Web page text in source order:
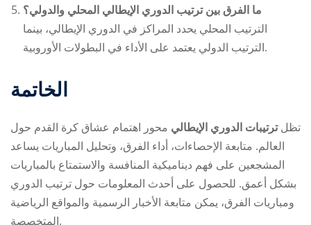
ما الفرق بين ترتيب الدوري الإيطالي المحلي والدولي؟
الترتيب المحلي يحدد المراكز في الدوري الإيطالي، بينما
الترتيب الدولي يعتمد على الأداء في البطولات الأوروبية.
الخاتمة
تظلترتيبات الدوري الإيطالي محور اهتمام عشاق كرة القدم حول
العالم. متابعة الإحصاءات، أداء الفرق، وتحليل المباريات يساعد
المشجعين على فهم ديناميكية المنافسة والاستمتاع بالمباريات
بشكل أعمق. للحصول على أحدث المعلومات حول ترتيب الدوري
ومباريات الفرق، يمكن متابعة الأخبار الرسمية والمواقع الرياضية
المتخصصة.